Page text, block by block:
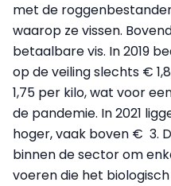
met de
waarop ze vissen.
betaalbare vis. In 2019
op de veiling slechts €
1,75 per kilo, wat voor
de pandemie. In 2021
hoger, vaak boven € 3.
binnen de sector om
voeren die het